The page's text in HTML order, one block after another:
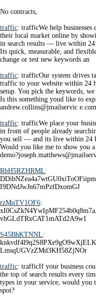
No contracts,
traffic: trafficWe help businesses
their local market online by
in search results — live within 24
Its quick, measurable, and
change or test new keywords an
traffic: trafficOur system drives
traffic to your website within 24
setup. You pick the keywords, we
Is this something youd like to
andrew.collins@jmailservic e.com
traffic: trafficWe place your
in front of people already
you sell — and its live within 24
Would you like me to show you
RbH5RZHRML:
I9DNdJwJn67mPzfDxomGJ
rzMqTV1OF6:
vhGLdTRxCAT1mATd2A9w1
S45BhKTNNL:
LmsqUGVzZMd3KH58ZjNOr
traffic: trafficIf your business
the top of search results every
types in your service, would you
spot?